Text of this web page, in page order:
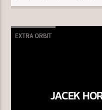
EXTRA ORBIT
JACEK